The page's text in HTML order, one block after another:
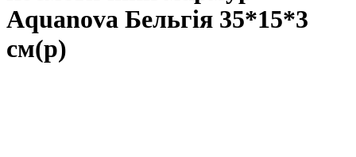
Aquanova Бельгія 35*15*3
см(р)